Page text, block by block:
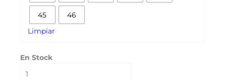
45 46
Limpiar
En Stock
‘GRIND’
cantidad